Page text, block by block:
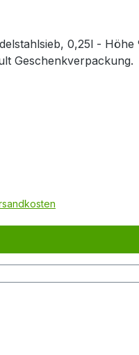
0,25l -
Geschenkverpackung.